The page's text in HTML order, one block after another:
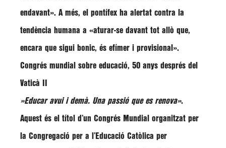
endavant». A més, el pontífex ha alertat contra la
tendència humana a «aturar-se davant tot allò que,
encara que sigui bonic, és efímer i provisional».
Congrés mundial sobre educació, 50 anys després del
Vaticà II
»Educar avui i demà. Una passió que es renova».
Aquest és el títol d’un Congrés Mundial organitzat per
la Congregació per a l’Educació Catòlica per